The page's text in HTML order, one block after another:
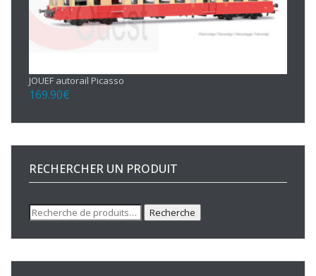
JOUEF autorail Picasso
169.90€
RECHERCHER UN PRODUIT
Recherche
pour :
Recherche